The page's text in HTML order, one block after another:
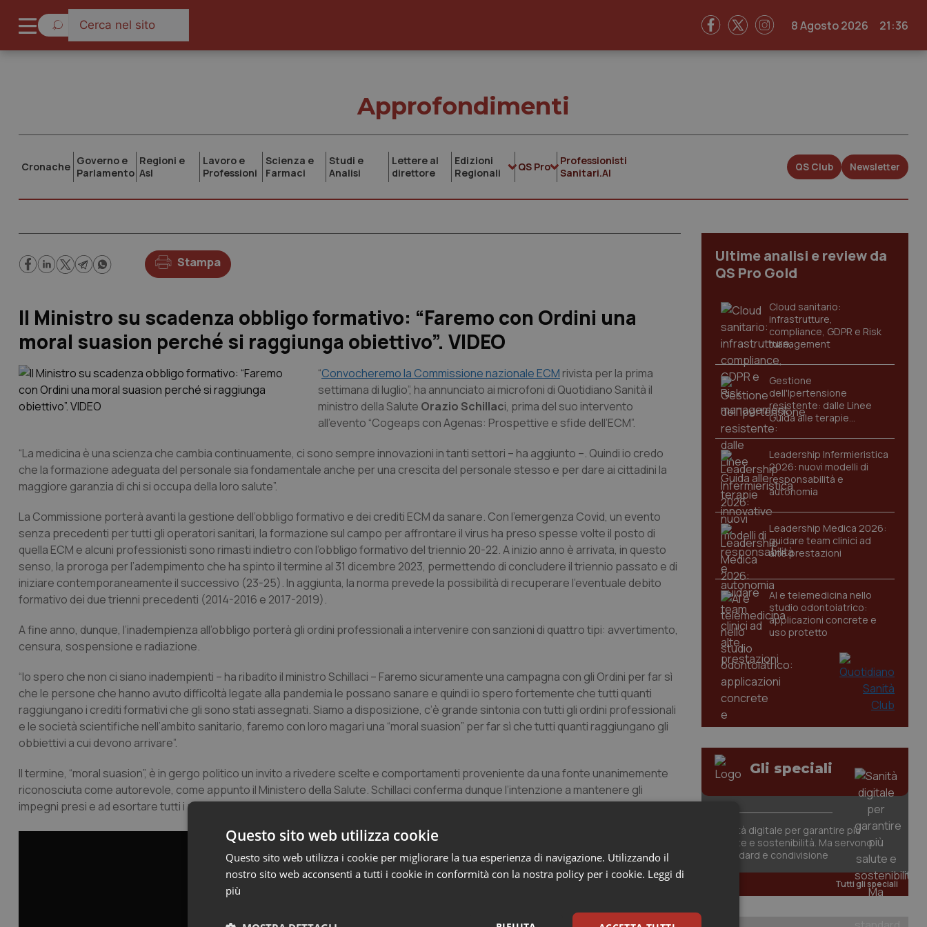
8 Agosto 2026 21:36
Approfondimenti
Cronache Governo e
Parlamento
Regioni e
Asl
Lavoro e
Professioni
Scienza e
Farmaci
Studi e
Analisi
Lettere al
direttore
Edizioni
Regionali
QS Pro
Professionisti
Sanitari.AI
QS Club Newsletter
Stampa
Il Ministro su scadenza obbligo formativo: “Faremo con Ordini una
moral suasion perché si raggiunga obiettivo”. VIDEO
“Convocheremo la Commissione nazionale ECM rivista per la prima
settimana di luglio”, ha annunciato ai microfoni di Quotidiano Sanità il
ministro della Salute Orazio Schillaci, prima del suo intervento
all’evento “Cogeaps con Agenas: Prospettive e sfide dell’ECM”.
“La medicina è una scienza che cambia continuamente, ci sono sempre innovazioni in tanti settori – ha aggiunto –. Quindi io credo
che la formazione adeguata del personale sia fondamentale anche per una crescita del personale stesso e per dare ai cittadini la
maggiore garanzia di chi si occupa della loro salute”.
La Commissione porterà avanti la gestione dell’obbligo formativo e dei crediti ECM da sanare. Con l’emergenza Covid, un evento
senza precedenti per tutti gli operatori sanitari, la formazione sul campo per affrontare il virus ha preso spesse volte il posto di
quella ECM e alcuni professionisti sono rimasti indietro con l’obbligo formativo del triennio 20-22. A inizio anno è arrivata, in questo
senso, la proroga per l’adempimento che ha spinto il termine al 31 dicembre 2023, permettendo di concludere il triennio passato e di
iniziare contemporaneamente il successivo (23-25). In aggiunta, la norma prevede la possibilità di recuperare l’eventuale debito
formativo dei due trienni precedenti (2014-2016 e 2017-2019).
A fine anno, dunque, l’inadempienza all’obbligo porterà gli ordini professionali a intervenire con sanzioni di quattro tipi: avvertimento,
censura, sospensione e radiazione.
“Io spero che non ci siano inadempienti – ha ribadito il ministro Schillaci – Faremo sicuramente una campagna con gli Ordini per far sì
che le persone che hanno avuto difficoltà legate alla pandemia le possano sanare e quindi io spero fortemente che tutti quanti
raggiungano i crediti formativi che gli sono stati assegnati. Siamo a disposizione, c’è grande sintonia con tutti gli ordini professionali
e le società scientifiche nell’ambito sanitario, faremo con loro magari una “moral suasion” per far sì che tutti quanti raggiungano gli
obbiettivi a cui devono arrivare”.
Il termine, “moral suasion”, è in gergo politico un invito a rivedere scelte e comportamenti proveniente da una fonte unanimemente
riconosciuta come autorevole, come appunto il Ministero della Salute. Schillaci conferma dunque l’intenzione a mantenere gli
impegni presi e ad esortare tutti i professionisti a dare il giusto e inderogabile peso alla propria formazione.
Ultime analisi e review da
QS Pro Gold
Cloud sanitario:
infrastrutture,
compliance, GDPR e Risk
management
Gestione
dell'Ipertensione
resistente: dalle Linee
Guida alle terapie
innovative
Leadership Infermieristica
2026: nuovi modelli di
responsabilità e
autonomia
Leadership Medica 2026:
guidare team clinici ad
alte prestazioni
AI e telemedicina nello
studio odontoiatrico:
applicazioni concrete e
uso protetto
Gli speciali
Sanità digitale per garantire più
salute e sostenibilità. Ma servono
standard e condivisione
Tutti gli speciali
Questo sito web utilizza cookie
Questo sito web utilizza i cookie per migliorare la tua esperienza di navigazione. Utilizzando il
nostro sito web acconsenti a tutti i cookie in conformità con la nostra policy per i cookie. Leggi di
più